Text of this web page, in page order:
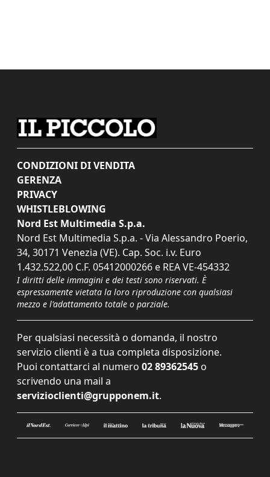
CONDIZIONI DI VENDITA
GERENZA
PRIVACY
WHISTLEBLOWING
Nord Est Multimedia S.p.a.
Nord Est Multimedia S.p.a. - Via Alessandro Poerio,
34, 30171 Venezia (VE). Cap. Soc. i.v. Euro
1.432.522,00 C.F. 05412000266 e REA VE-454332
I diritti delle immagini e dei testi sono riservati. È
espressamente vietata la loro riproduzione con qualsiasi
mezzo e l'adattamento totale o parziale.
Per qualsiasi necessità o domanda, il nostro
servizio clienti è a tua completa disposizione.
Puoi contattarci al numero 02 89362545 o
scrivendo una mail a
servizioclienti@grupponem.it.